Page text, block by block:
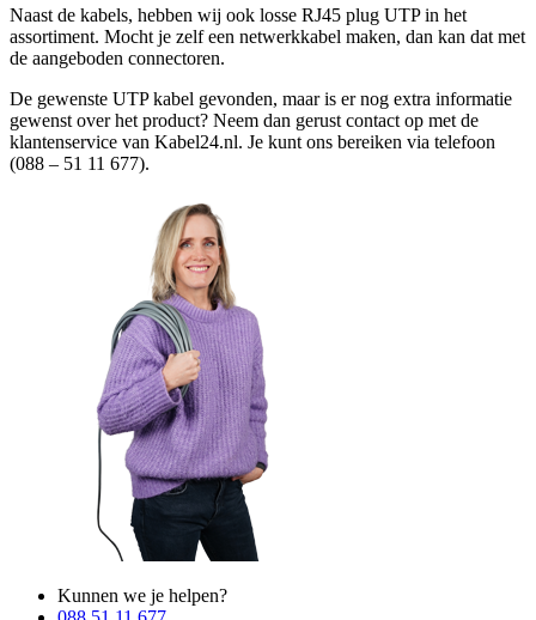
Naast de kabels, hebben wij ook losse RJ45 plug UTP in het
assortiment. Mocht je zelf een netwerkkabel maken, dan kan dat met
de aangeboden connectoren.
De gewenste UTP kabel gevonden, maar is er nog extra informatie
gewenst over het product? Neem dan gerust contact op met de
klantenservice van Kabel24.nl. Je kunt ons bereiken via telefoon
(088 – 51 11 677).
Kunnen we je helpen?